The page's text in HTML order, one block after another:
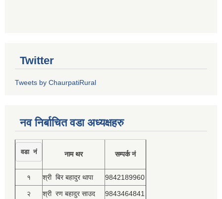
Twitter
Tweets by ChaurpatiRural
नव निर्बाचित वडा अध्यक्षहरु
वडा नं नाम थर सम्पर्क नं
१ श्री बिर बहादुर थापा 9842189960
२ श्री रण बहादुर साउद 9843464841